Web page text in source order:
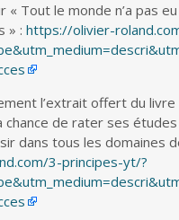
Tout le monde n’a pas eu
» : https://olivier-
l’extrait offert du livre
chance de rater ses
dans tous les domaines
3-principes-yt/?